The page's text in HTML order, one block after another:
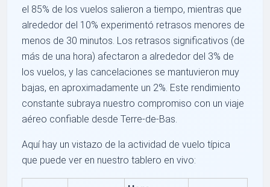
el 85% de los vuelos salieron a tiempo, mientras que
alrededor del 10% experimentó retrasos menores de
menos de 30 minutos. Los retrasos significativos (de
más de una hora) afectaron a alrededor del 3% de
los vuelos, y las cancelaciones se mantuvieron muy
bajas, en aproximadamente un 2%. Este rendimiento
constante subraya nuestro compromiso con un viaje
aéreo confiable desde Terre-de-Bas.
Aquí hay un vistazo de la actividad de vuelo típica
que puede ver en nuestro tablero en vivo: